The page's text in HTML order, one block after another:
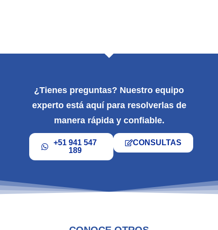
¿Tienes preguntas? Nuestro equipo
experto está aquí para resolverlas de
manera rápida y confiable.
+51 941 547
189
CONSULTAS